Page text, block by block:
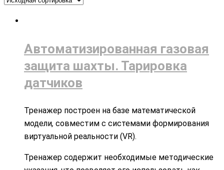
Автоматизированная газовая
защита шахты. Тарировка
датчиков
Тренажер построен на базе математической
модели, совместим с системами формирования
виртуальной реальности (VR).
Тренажер содержит необходимые методические